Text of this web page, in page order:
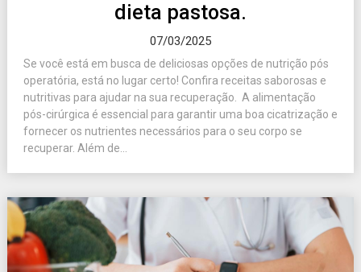
dieta pastosa.
07/03/2025
Se você está em busca de deliciosas opções de nutrição pós
operatória, está no lugar certo! Confira receitas saborosas e
nutritivas para ajudar na sua recuperação. A alimentação
pós-cirúrgica é essencial para garantir uma boa cicatrização e
fornecer os nutrientes necessários para o seu corpo se
recuperar. Além de...